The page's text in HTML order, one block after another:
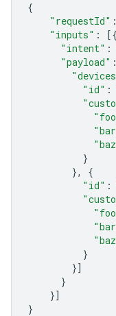
{
"requestId" :
"inputs" :
[{
"intent" :
"payload" :
"id" :
}
},
{
"id" :
}
}]
}
}]
}